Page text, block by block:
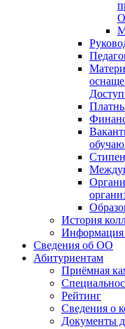
История
Сведения об ОО
Абитуриентам
Приёмная
Рейтинг
Сведения о
Документы